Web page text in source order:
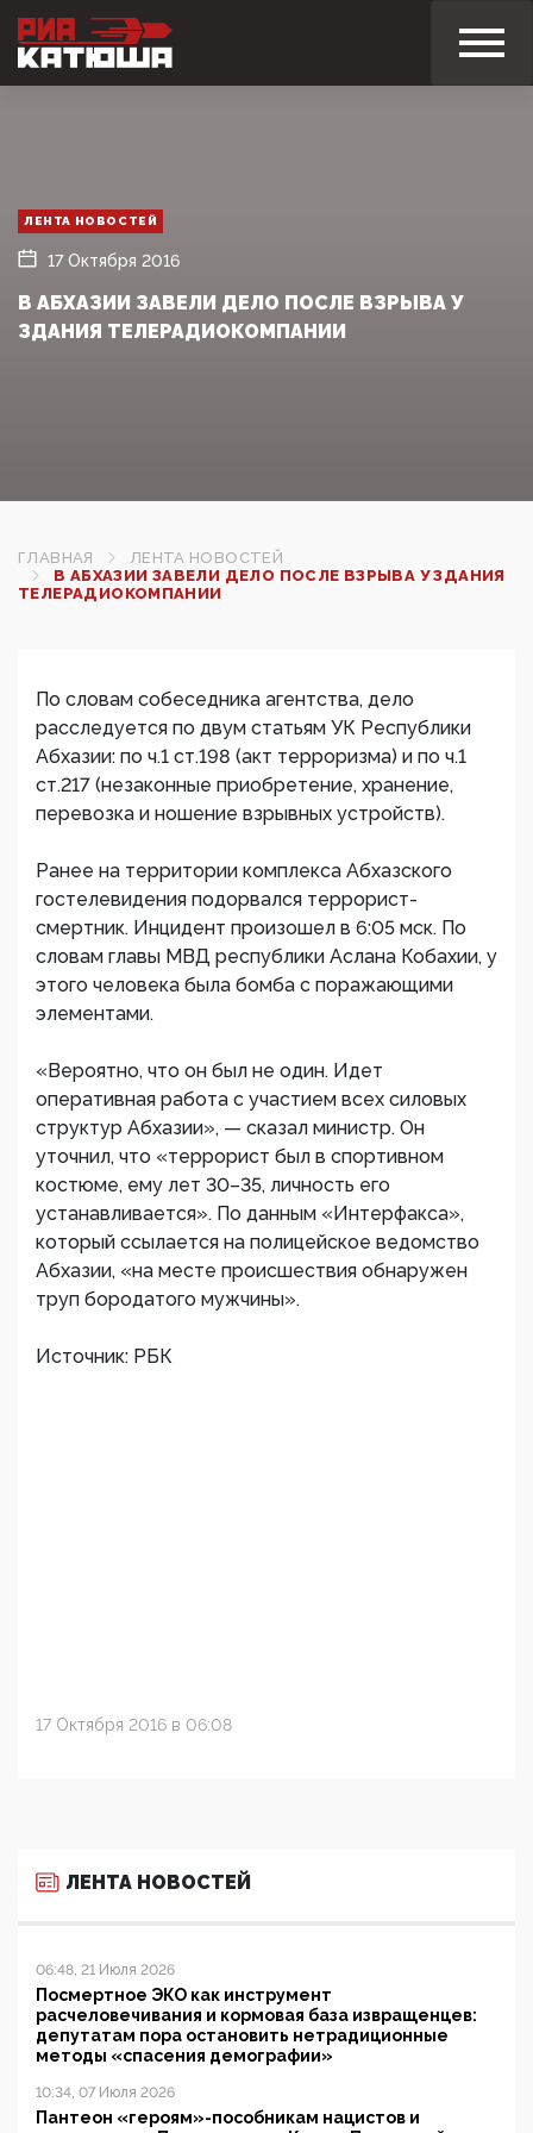
ЛЕНТА НОВОСТЕЙ
17 Октября 2016
В АБХАЗИИ ЗАВЕЛИ ДЕЛО ПОСЛЕ ВЗРЫВА У
ЗДАНИЯ ТЕЛЕРАДИОКОМПАНИИ
ГЛАВНАЯ
ЛЕНТА НОВОСТЕЙ
В АБХАЗИИ ЗАВЕЛИ ДЕЛО ПОСЛЕ ВЗРЫВА У ЗДАНИЯ
ТЕЛЕРАДИОКОМПАНИИ
По словам собеседника агентства, дело
расследуется по двум статьям УК Республики
Абхазии: по ч.1 ст.198 (акт терроризма) и по ч.1
ст.217 (незаконные приобретение, хранение,
перевозка и ношение взрывных устройств).
Ранее на территории комплекса Абхазского
гостелевидения​ подорвался террорист-
смертник. Инцидент произошел в 6:05 мск. По
словам главы МВД республики Аслана Кобахии, у
этого человека была бомба с поражающими
элементами.
«Вероятно, что он был не один. Идет
оперативная работа с участием всех силовых
структур Абхазии», — сказал министр. Он
уточнил, что «террорист был в спортивном
костюме, ему лет 30–35, личность его
устанавливается». По данным «Интерфакса»,
который ссылается на полицейское ведомство
Абхазии, «на месте происшествия обнаружен
труп бородатого мужчины».
Источник: РБК
17 Октября 2016 в 06:08
ЛЕНТА НОВОСТЕЙ
06:48, 21 Июля 2026
Посмертное ЭКО как инструмент
расчеловечивания и кормовая база извращенцев:
депутатам пора остановить нетрадиционные
методы «спасения демографии»
10:34, 07 Июля 2026
Пантеон «героям»-пособникам нацистов и